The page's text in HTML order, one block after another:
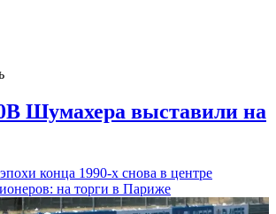
Шумахера выставили на
конца 1990-х снова в центре
на торги в Париже